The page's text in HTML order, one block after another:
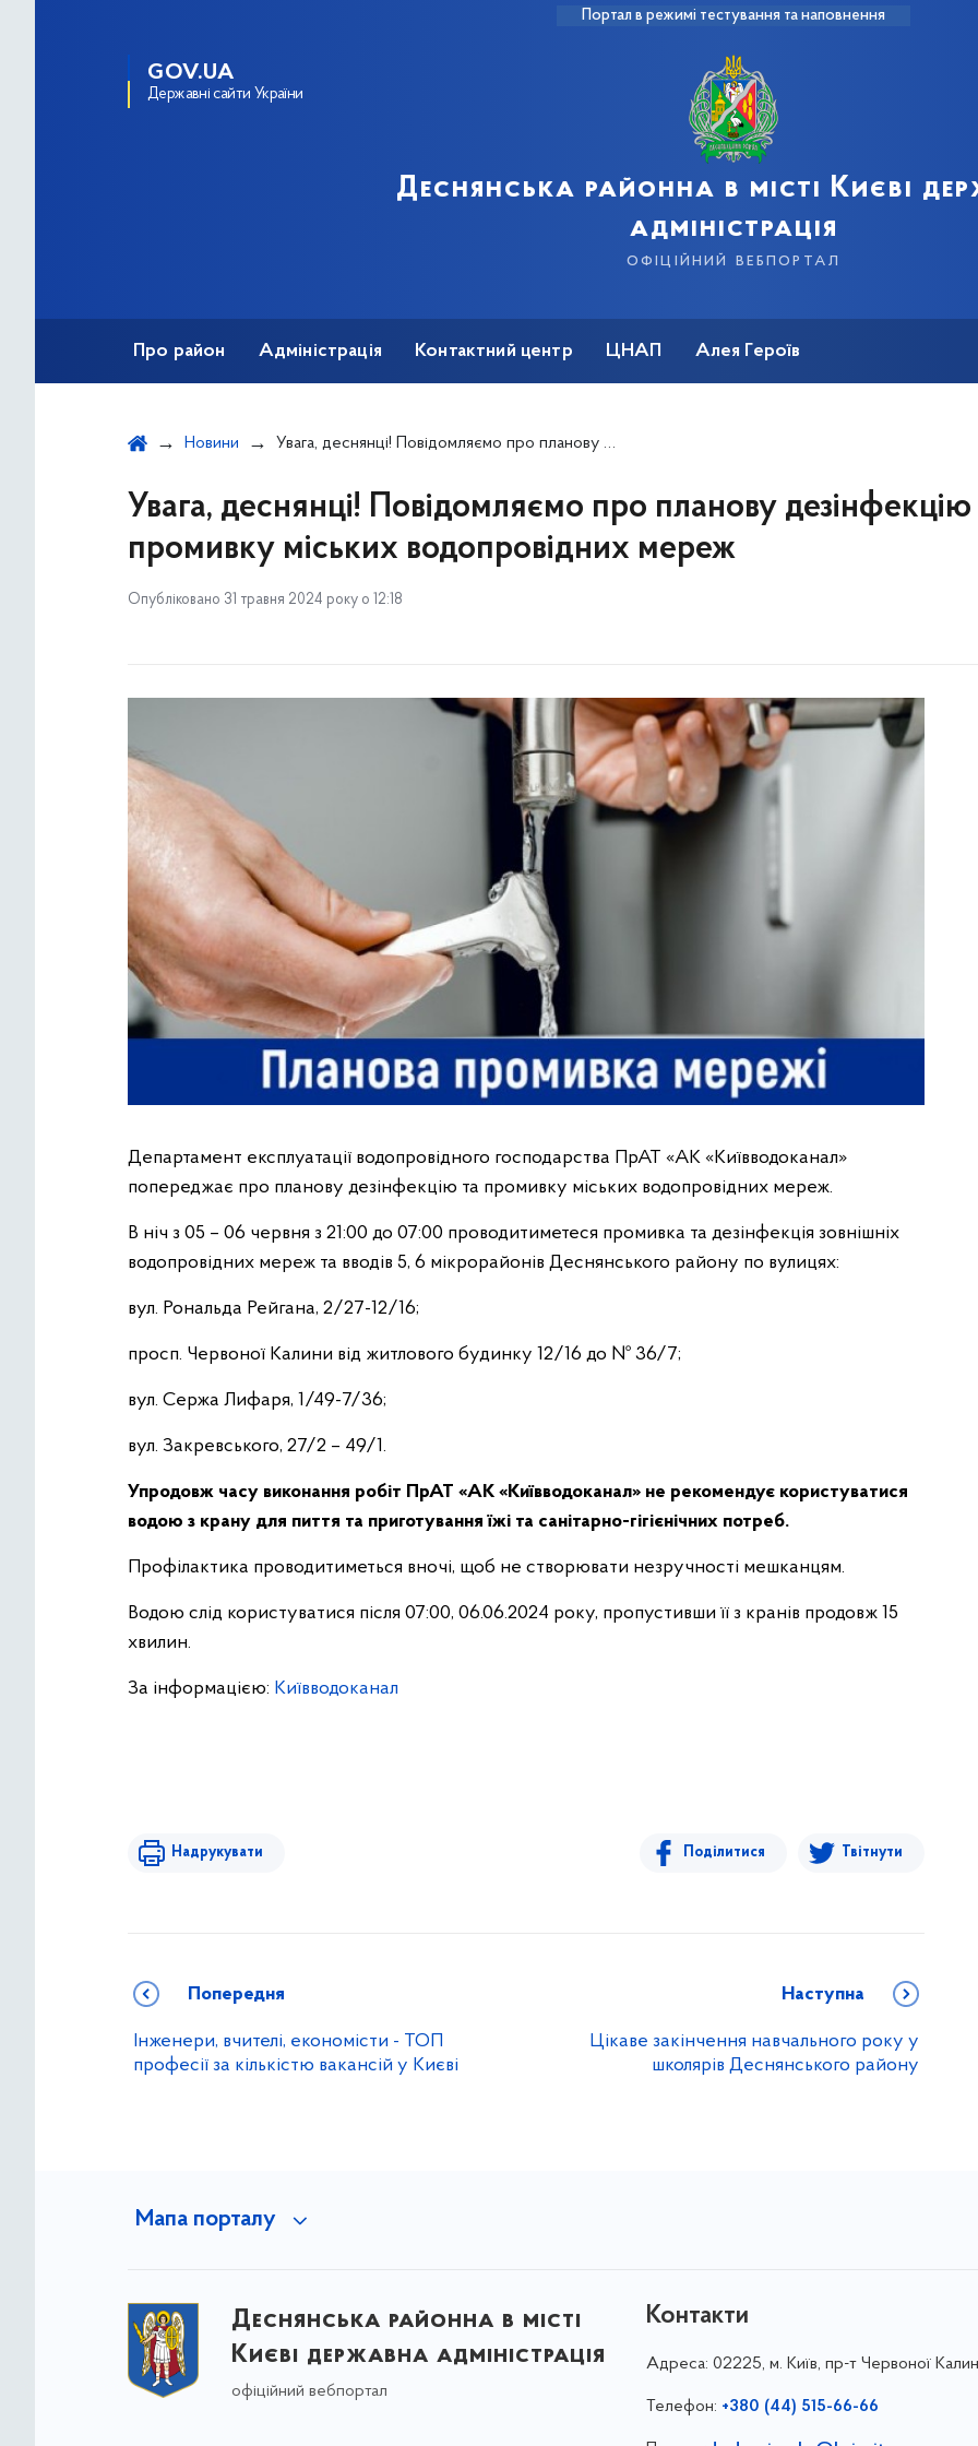
Портал в режимі тестування та наповнення
GOV.UA
Державні сайти України
Деснянська районна в місті Києві
адміністрація
офіційний вебпортал
Про район Адміністрація Контактний центр ЦНАП Алея Героїв
Новини Увага, деснянці! Повідомляємо про планову дезінфекцію та промивку міських водопровідних мереж
Увага, деснянці! Повідомляємо про планову дезінфекцію
промивку міських водопровідних мереж
Опубліковано 31 травня 2024 року о 12:18
Департамент експлуатації водопровідного господарства ПрАТ «АК «Київводоканал»
попереджає про планову дезінфекцію та промивку міських водопровідних мереж.
В ніч з 05 – 06 червня з 21:00 до 07:00 проводитиметеся промивка та дезінфекція зовнішніх
водопровідних мереж та вводів 5, 6 мікрорайонів Деснянського району по вулицях:
вул. Рональда Рейгана, 2/27-12/16;
просп. Червоної Калини від житлового будинку 12/16 до № 36/7;
вул. Сержа Лифаря, 1/49-7/36;
вул. Закревського, 27/2 – 49/1.
Упродовж часу виконання робіт ПрАТ «АК «Київводоканал» не рекомендує користуватися
водою з крану для пиття та приготування їжі та санітарно-гігієнічних потреб.
Профілактика проводитиметься вночі, щоб не створювати незручності мешканцям.
Водою слід користуватися після 07:00, 06.06.2024 року, пропустивши її з кранів продовж 15
хвилин.
За інформацією: Київводоканал
Надрукувати Поділитися Твітнути
Попередня
Інженери, вчителі, економісти - ТОП
професії за кількістю вакансій у Києві
Наступна
Цікаве закінчення навчального року у
школярів Деснянського району
Мапа порталу
Деснянська районна в місті
Києві державна адміністрація
офіційний вебпортал
Контакти
Адреса: 02225, м. Київ, пр-т Червоної
Телефон: +380 (44) 515-66-66